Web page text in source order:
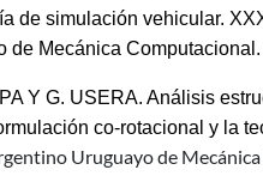
de simulación vehicular.
de Mecánica
Y G. USERA. Análisis
co-rotacional y la
Uruguayo de